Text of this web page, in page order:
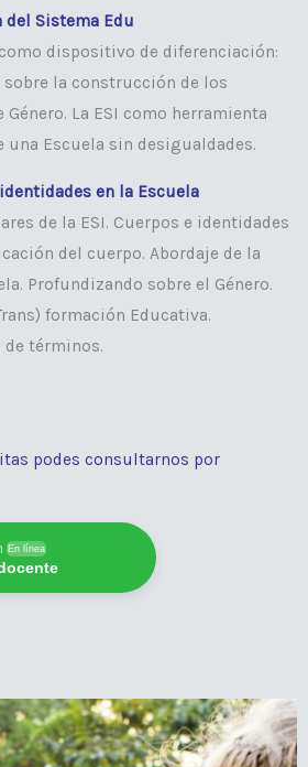
Sistema Edu
dispositivo de diferenciación:
la construcción de los
La ESI como herramienta
una Escuela sin desigualdades.
en la Escuela
de la ESI. Cuerpos e identidades
del cuerpo. Abordaje de la
Profundizando sobre el Género.
formación Educativa.
de términos.
podes consultarnos por
En línea